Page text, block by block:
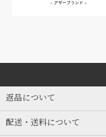
返品について
配送・送料について